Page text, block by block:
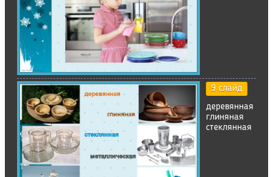
9 слайд
деревянная
глиняная
стеклянная